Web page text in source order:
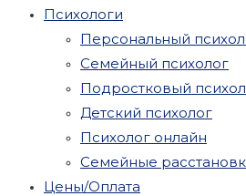
Психологи
Персональный
Семейный психолог
Подростковый
Детский психолог
Психолог онлайн
Семейные
Цены/Оплата